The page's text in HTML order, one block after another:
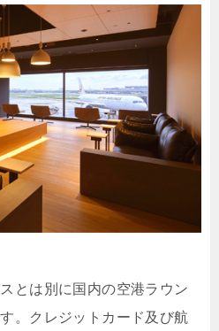
とは別に国内の空港ラウン
。クレジットカード及び航